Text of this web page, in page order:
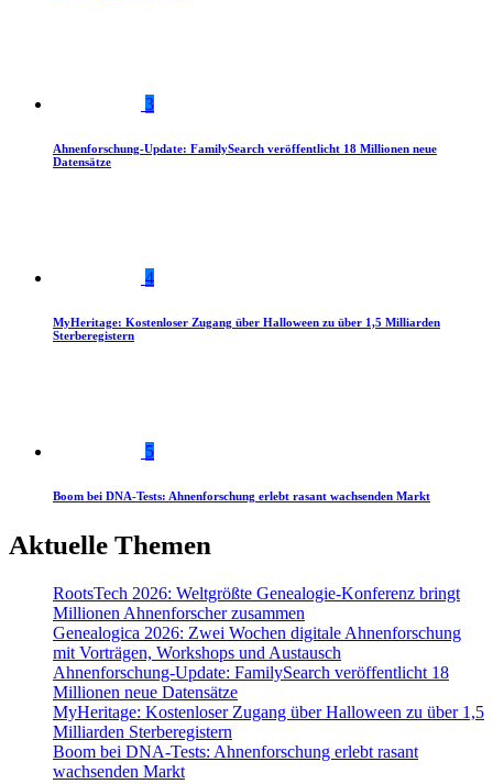
3
Ahnenforschung-Update: FamilySearch veröffentlicht 18 Millionen neue
Datensätze
4
MyHeritage: Kostenloser Zugang über Halloween zu über 1,5 Milliarden
Sterberegistern
5
Boom bei DNA-Tests: Ahnenforschung erlebt rasant wachsenden Markt
Aktuelle Themen
RootsTech 2026: Weltgrößte Genealogie-Konferenz bringt
Millionen Ahnenforscher zusammen
Genealogica 2026: Zwei Wochen digitale Ahnenforschung
mit Vorträgen, Workshops und Austausch
Ahnenforschung-Update: FamilySearch veröffentlicht 18
Millionen neue Datensätze
MyHeritage: Kostenloser Zugang über Halloween zu über 1,5
Milliarden Sterberegistern
Boom bei DNA-Tests: Ahnenforschung erlebt rasant
wachsenden Markt